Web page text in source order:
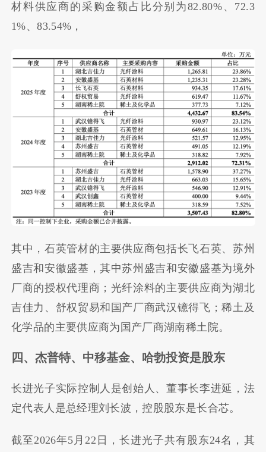
材料供应商的采购金额占比分别为82.80%、72.3
1%、83.54%，
其中，石英管材的主要供应商包括长飞石英、苏州
盛吉和安徽盛基，其中苏州盛吉和安徽盛基为境外
厂商的授权代理商；光纤涂料的主要供应商为湖北
吉佳力、舒权贸易和国产厂商武汉镱得飞；稀土及
化学品的主要供应商为国产厂商湖南稀土院。
四、杰普特、中移基金、哈勃投资是股东
长进光子实际控制人是创始人、董事长李进延，法
定代表人是总经理刘长波，控股股东是长合芯。
截至2026年5月22日，长进光子共有股东24名，其